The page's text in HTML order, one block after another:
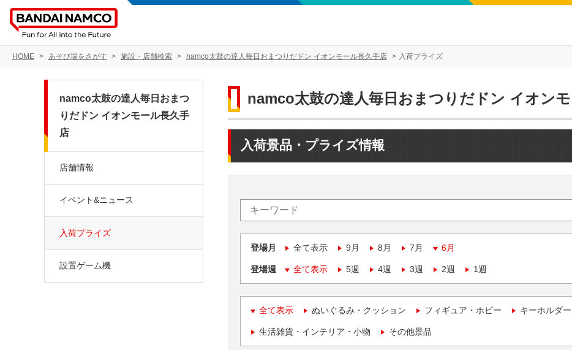
HOME あそび場をさがす 施設・店舗検索 namco太鼓の達人毎日おまつりだドン イオンモール長久手店 入荷プライズ
namco太鼓の達人毎日おまつりだドン イオン
入荷景品・プライズ情報
登場月 全て表示 9月 8月 7月 6月
登場週 全て表示 5週 4週 3週 2週 1週
全て表示 ぬいぐるみ・クッション フィギュア・ホビー キーホルダ
生活雑貨・インテリア・小物 その他景品
namco太鼓の達人毎日おまつ
りだドン イオンモール長久手
店
店舗情報
イベント&ニュース
入荷プライズ
設置ゲーム機